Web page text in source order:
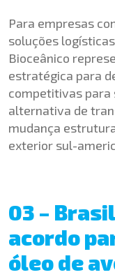
Para empresas
soluções
Bioceânico
estratégica para
competitivas para
alternativa de
mudança
exterior sul-
03 –
acordo
óleo de